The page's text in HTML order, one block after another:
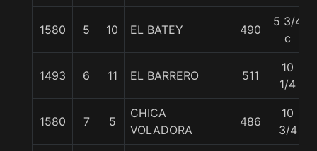
1580 5 10 EL BATEY 490
5 3/4
c
1493 6 11 EL BARRERO 511
10
1/4
1580 7 5
CHICA
VOLADORA
486
10
3/4